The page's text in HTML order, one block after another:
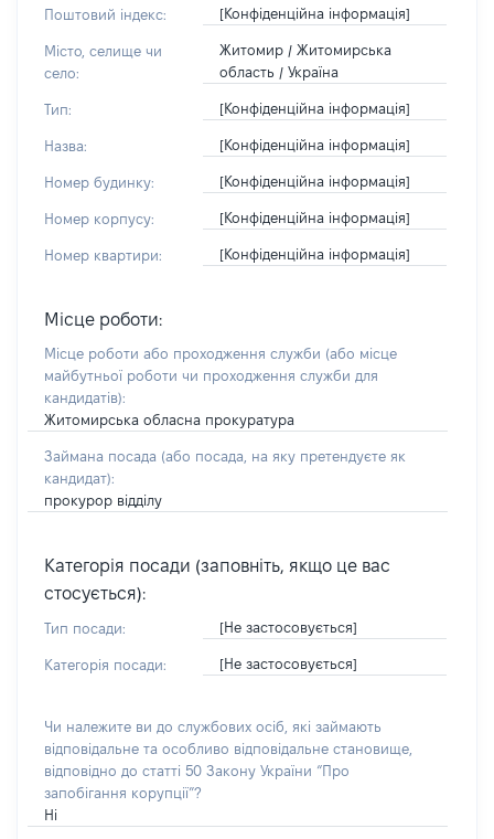
Поштовий індекс: [Конфіденційна інформація]
Місто, селище чи
село:
Житомир / Житомирська
область / Україна
Тип: [Конфіденційна інформація]
Назва: [Конфіденційна інформація]
Номер будинку: [Конфіденційна інформація]
Номер корпусу: [Конфіденційна інформація]
Номер квартири: [Конфіденційна інформація]
Місце роботи:
Місце роботи або проходження служби (або місце
майбутньої роботи чи проходження служби для
кандидатів):
Житомирська обласна прокуратура
Займана посада (або посада, на яку претендуєте як
кандидат):
прокурор відділу
Категорія посади (заповніть, якщо це вас
стосується):
Тип посади: [Не застосовується]
Категорія посади: [Не застосовується]
Чи належите ви до службових осіб, які займають
відповідальне та особливо відповідальне становище,
відповідно до статті 50 Закону України “Про
запобігання корупції”?
Ні